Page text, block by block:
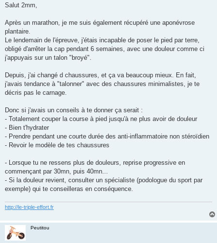
s
g
n
o
l
u
Salut 2mm,
Après un marathon, je me suis également récupéré une aponévrose
plantaire.
Le lendemain de l'épreuve, j'étais incapable de poser le pied par terre,
obligé d'arrêter la cap pendant 6 semaines, avec une douleur comme ci
j'appuyais sur un talon "broyé".
Depuis, j'ai changé d chaussures, et ça va beaucoup mieux. En fait,
j'avais tendance à "talonner" avec des chaussures minimalistes, je te
décris pas le carnage.
Donc si j'avais un conseils à te donner ça serait :
- Totalement couper la course à pied jusqu'à ne plus avoir de douleur
- Bien t'hydrater
- Prendre pendant une courte durée des anti-inflammatoire non stéroïdien
- Revoir le modèle de tes chaussures
- Lorsque tu ne ressens plus de douleurs, reprise progressive en
commençant par 30mn, puis 40mn...
- Si la douleur revient, consulter un spécialiste (podologue du sport par
exemple) qui te conseilleras en conséquence.
http://le-triple-effort.fr
Peutitou